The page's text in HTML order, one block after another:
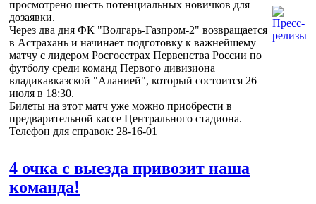
просмотрено шесть потенциальных новичков для
дозаявки.
Через два дня ФК "Волгарь-Газпром-2" возвращается
в Астрахань и начинает подготовку к важнейшему
матчу с лидером Росгосстрах Первенства России по
футболу среди команд Первого дивизиона
владикавказской "Аланией", который состоится 26
июля в 18:30.
Билеты на этот матч уже можно приобрести в
предварительной кассе Центрального стадиона.
Телефон для справок: 28-16-01
4 очка с выезда привозит наша
команда!